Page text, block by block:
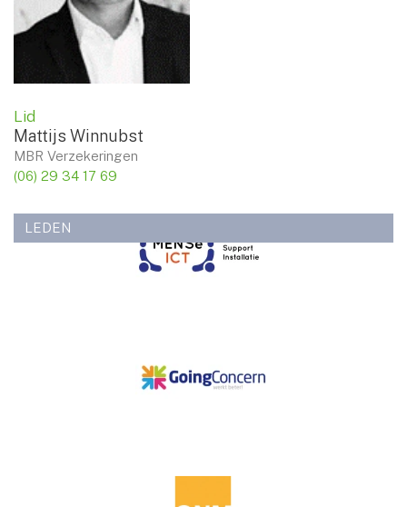
Lid
Mattijs Winnubst
MBR Verzekeringen
(06) 29 34 17 69
LEDEN